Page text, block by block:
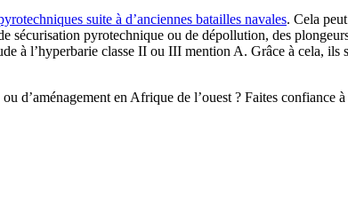
suite à d’anciennes batailles navales. Cela
sécurisation pyrotechnique ou de dépollution, des
à l’hyperbarie classe II ou III mention A. Grâce à cela, ils
d’aménagement en Afrique de l’ouest ? Faites confiance